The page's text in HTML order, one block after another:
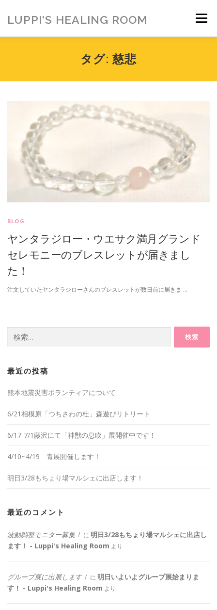
ッ
LUPPI'S HEALING ROOM メニュー
MENU お客様の声
アメブロ お問い合わせ ご寄付のお願い
タグ: 慈悲
BLOG
ヤンタラジロー・ウエサク満月グランド
セレモニーのブレスレットが届きまし
た！
注文していたヤンタラジローさんのブレスレットが数日前に届きま …
索:
最近の投稿
熊本地震災害ボランティアについて
6/21相模原「つちさわの杜」森遊びリトリート
6/17-7/1藤沢にて「神獣の息吹」展開催中です！
4/10~4/19 青展開催します！
明日3/28もちょり場マルシェに出店します！
最近のコメント
波動調整モニター募集！ に 明日3/28もちょり場マルシェに出店し
ます！ - Luppi's Healing Room より
グループ展に出展します！ に 明日いよいよグループ展始まりま
す！ - Luppi's Healing Room より